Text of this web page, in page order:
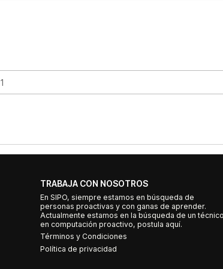
TRABAJA CON NOSOTROS
En SIPO, siempre estamos en búsqueda de
personas proactivas y con ganas de aprender.
Actualmente estamos en la búsqueda de un técnico
en computación proactivo, postula aquí.
Términos y Condiciones
Política de privacidad